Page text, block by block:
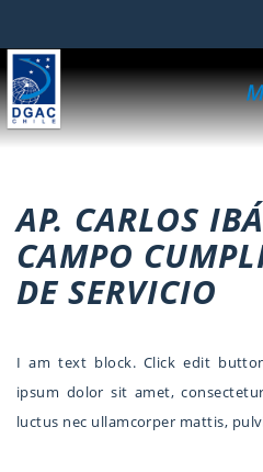
AP. CARLOS
CAMPO
DE SERVICIO
I am text block. Click edit
ipsum dolor sit amet,
luctus nec ullamcorper mattis,